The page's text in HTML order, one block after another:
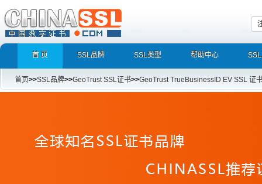
首 页 SSL品牌 SSL类型 帮助中心
首页>>SSL品牌>>GeoTrust SSL证书>>GeoTrust TrueBusinessID EV SSL 证